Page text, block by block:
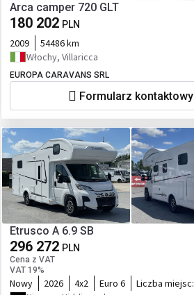
Arca camper 720 GLT
180 202 PLN
2009
54486 km
Włochy, Villaricca
EUROPA CARAVANS SRL
Formularz kontaktowy
Etrusco A 6.9 SB
296 272 PLN
Cena z VAT
VAT 19%
Nowy 2026 4x2 Euro 6 Liczba miejsc: